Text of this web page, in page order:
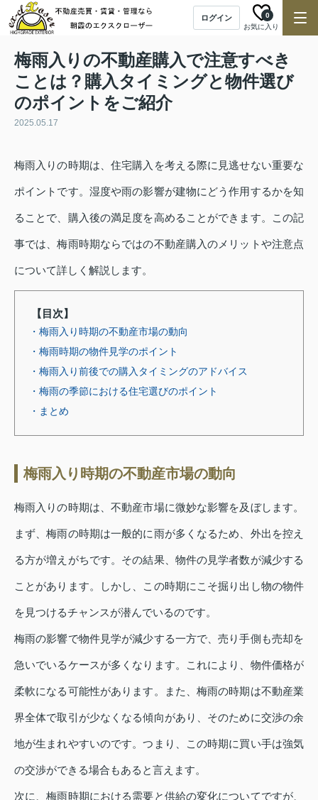
ログイン
お気に入り
0
梅雨入りの不動産購入で注意すべき
ことは？購入タイミングと物件選び
のポイントをご紹介
2025.05.17
梅雨入りの時期は、住宅購入を考える際に見逃せない重要な
ポイントです。湿度や雨の影響が建物にどう作用するかを知
ることで、購入後の満足度を高めることができます。この記
事では、梅雨時期ならではの不動産購入のメリットや注意点
について詳しく解説します。
【目次】
・梅雨入り時期の不動産市場の動向
・梅雨時期の物件見学のポイント
・梅雨入り前後での購入タイミングのアドバイス
・梅雨の季節における住宅選びのポイント
・まとめ
梅雨入り時期の不動産市場の動向
梅雨入りの時期は、不動産市場に微妙な影響を及ぼします。
まず、梅雨の時期は一般的に雨が多くなるため、外出を控え
る方が増えがちです。その結果、物件の見学者数が減少する
ことがあります。しかし、この時期にこそ掘り出し物の物件
を見つけるチャンスが潜んでいるのです。
梅雨の影響で物件見学が減少する一方で、売り手側も売却を
急いでいるケースが多くなります。これにより、物件価格が
柔軟になる可能性があります。また、梅雨の時期は不動産業
界全体で取引が少なくなる傾向があり、そのために交渉の余
地が生まれやすいのです。つまり、この時期に買い手は強気
の交渉ができる場合もあると言えます。
次に、梅雨時期における需要と供給の変化についてですが、